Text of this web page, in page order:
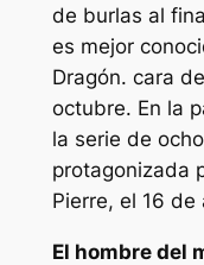
de burlas al
es mejor
Dragón. cara
octubre. En la
la serie de
protagonizada
Pierre, el 16 de
El hombre del